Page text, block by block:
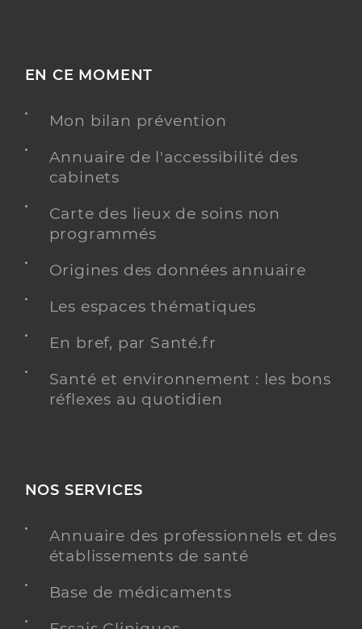
EN CE MOMENT
Mon bilan prévention
Annuaire de l'accessibilité des
cabinets
Carte des lieux de soins non
programmés
Origines des données annuaire
Les espaces thématiques
En bref, par Santé.fr
Santé et environnement : les bons
réflexes au quotidien
NOS SERVICES
Annuaire des professionnels et des
établissements de santé
Base de médicaments